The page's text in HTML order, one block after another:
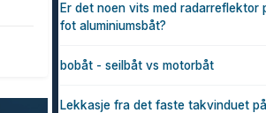
Er det noen vits med radarreflektor
fot aluminiumsbåt?
bobåt - seilbåt vs motorbåt
Lekkasje fra det faste takvinduet på